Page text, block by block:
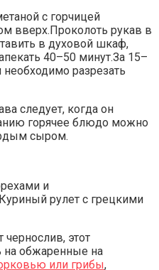
с горчицей
вверх.Проколоть рукав в
в духовой шкаф,
40–50 минут.За 15–
разрезать
следует, когда он
горячее блюдо можно
сыром.
и
рулет с грецкими
этот
на обжаренные на
или грибы,